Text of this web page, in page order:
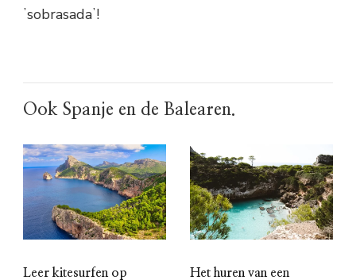
ʼsobrasadaʼ!
Ook Spanje en de Balearen.
Leer kitesurfen op
Het huren van een